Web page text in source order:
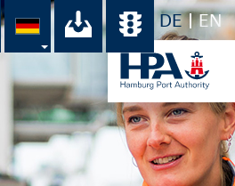
DE EN
Suche Ihr Download-